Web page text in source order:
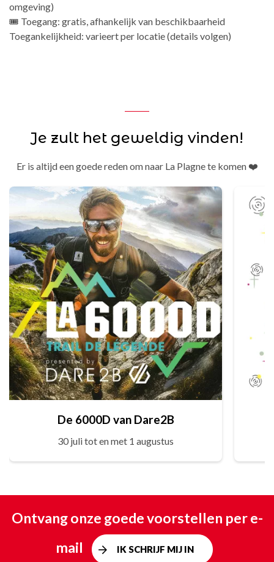
omgeving)
🎟️ Toegang: gratis, afhankelijk van beschikbaarheid
Toegankelijkheid: varieert per locatie (details volgen)
Je zult het geweldig vinden!
Er is altijd een goede reden om naar La Plagne te komen ❤️
De 6000D van Dare2B
30 juli tot en met 1 augustus
Ontvang onze goede voorstellen per e-
mail
IK SCHRIJF MIJ IN